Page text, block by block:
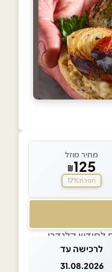
מחיר מוזל
₪125
חסכת17%
לרכישה עד
31.08.2026